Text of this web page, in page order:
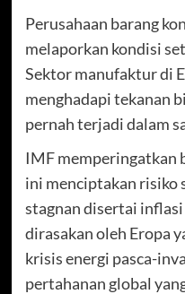
Perusahaan barang
melaporkan kondisi
Sektor manufaktur di
menghadapi tekanan
pernah terjadi dalam
IMF memperingatkan
ini menciptakan
stagnan disertai
dirasakan oleh Eropa
krisis energi pasca-
pertahanan global